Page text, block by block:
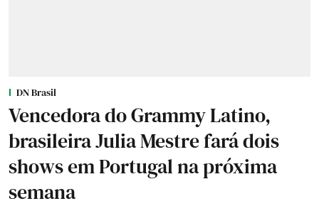
DN Brasil
Vencedora do Grammy Latino,
brasileira Julia Mestre fará dois
shows em Portugal na próxima
semana